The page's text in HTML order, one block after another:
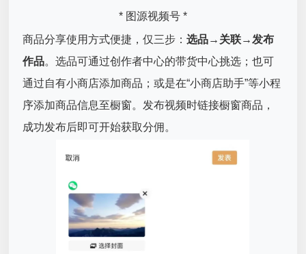
* 图源视频号 *
商品分享使用方式便捷，仅三步：选品→关联→发布
作品。选品可通过创作者中心的带货中心挑选；也可
通过自有小商店添加商品；或是在“小商店助手”等小程
序添加商品信息至橱窗。发布视频时链接橱窗商品，
成功发布后即可开始获取分佣。